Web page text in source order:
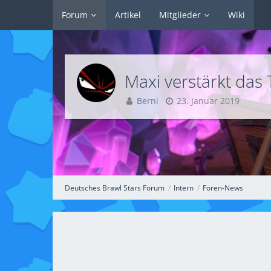
Forum Artikel Mitglieder Wiki
Deutsches Brawl Stars Forum Intern Foren-News
Maxi verstärkt das
Berni 23. Januar 2019